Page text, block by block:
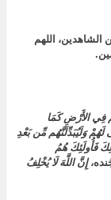
اللهم
فِي الأَرْضِ كَمَا
وَلَيُبَدِّلَنَّهُم مِّن بَعْدِ
فَأُولَئِكَ هُمُ
إِنَّ اللَّهَ لَا يُخْلِفُ